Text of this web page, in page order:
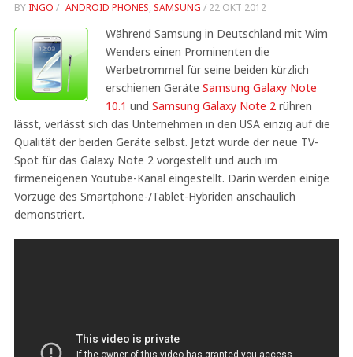
BY INGO / ANDROID PHONES, SAMSUNG / 22 OKT 2012
Während Samsung in Deutschland mit Wim
Wenders einen Prominenten die
Werbetrommel für seine beiden kürzlich
erschienen Geräte Samsung Galaxy Note
10.1 und Samsung Galaxy Note 2rühren
lässt, verlässt sich das Unternehmen in den USA einzig auf die
Qualität der beiden Geräte selbst. Jetzt wurde der neue TV-
Spot für das Galaxy Note 2 vorgestellt und auch im
firmeneigenen Youtube-Kanal eingestellt. Darin werden einige
Vorzüge des Smartphone-/Tablet-Hybriden anschaulich
demonstriert.